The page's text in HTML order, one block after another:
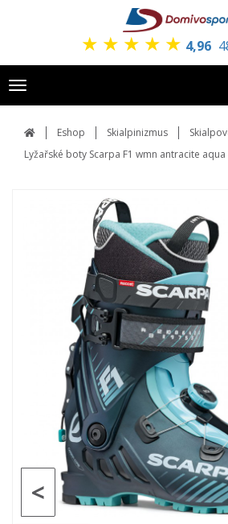
★ ★ ★ ★ ★ 4,96
Toggle
navigation
Eshop Skialpinizmus
Lyžařské boty Scarpa F1 wmn antracite
<